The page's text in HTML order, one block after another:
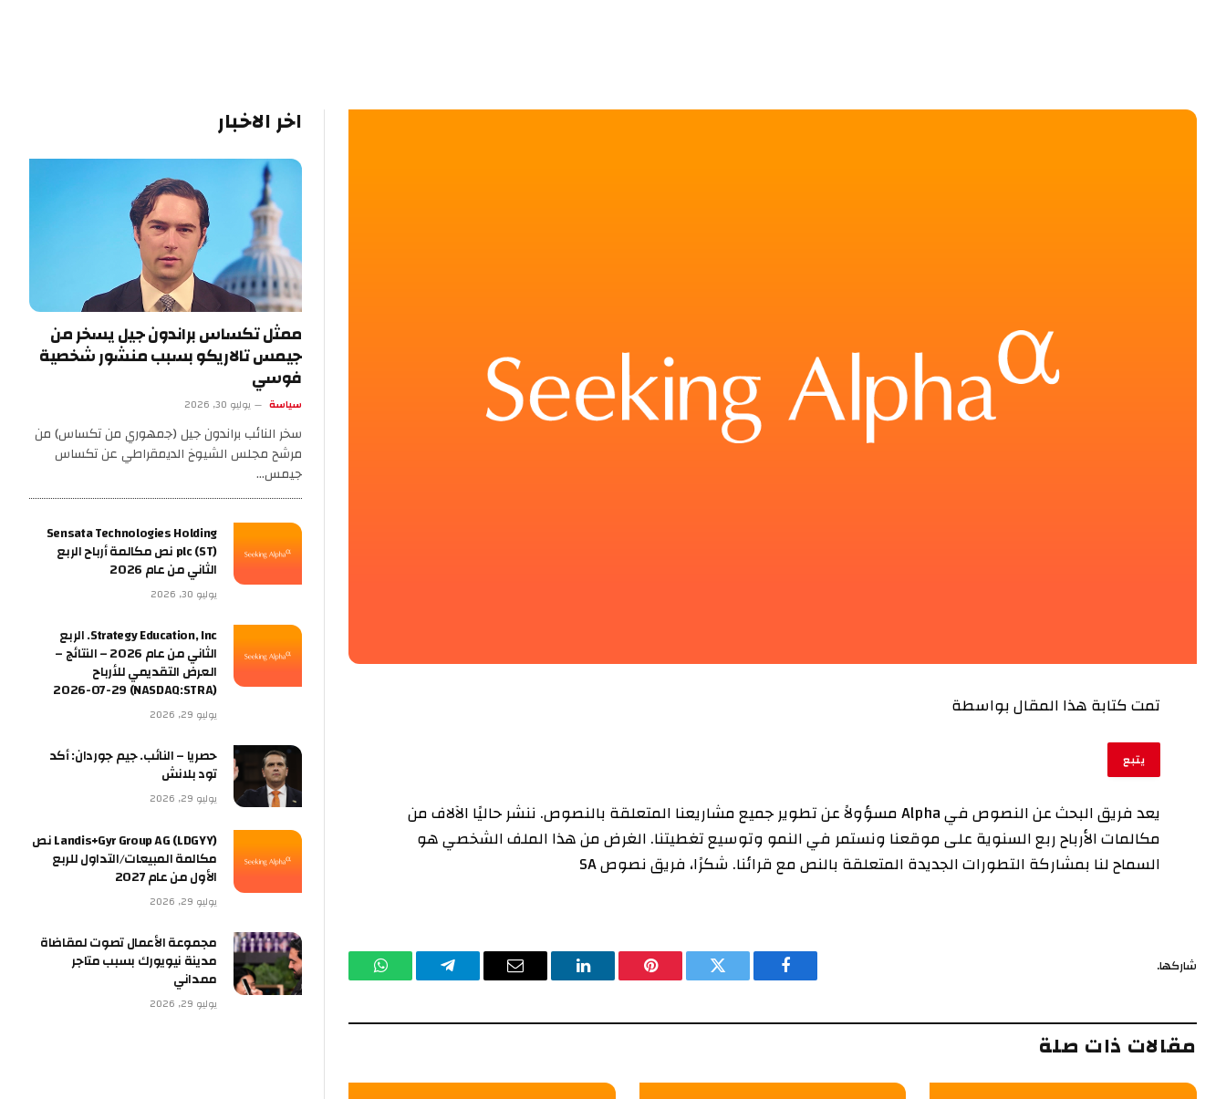
تمت كتابة هذا المقال بواسطة
يتبع
يعد فريق البحث عن النصوص في Alpha مسؤولاً عن تطوير جميع مشاريعنا المتعلقة بالنصوص. ننشر حاليًا الآلاف من
مكالمات الأرباح ربع السنوية على موقعنا ونستمر في النمو وتوسيع تغطيتنا. الغرض من هذا الملف الشخصي هو
السماح لنا بمشاركة التطورات الجديدة المتعلقة بالنص مع قرائنا. شكرًا، فريق نصوص SA
شاركها. فيسبوكتويتر بينتيريستلينكدإن البريد
تيلقرام واتساب
مقالات ذات صلة
اخر الاخبار
ممثل تكساس براندون جيل يسخر من
جيمس تالاريكو بسبب منشور شخصية
فوسي
سياسة يوليو 30, 2026
سخر النائب براندون جيل (جمهوري من تكساس) من
مرشح مجلس الشيوخ الديمقراطي عن تكساس
جيمس…
Sensata Technologies Holding
plc (ST) نص مكالمة أرباح الربع
الثاني من عام 2026
يوليو 30, 2026
Strategy Education, Inc. الربع
الثاني من عام 2026 – النتائج –
العرض التقديمي للأرباح
(NASDAQ:STRA) 2026-07-29
يوليو 29, 2026
حصريا – النائب. جيم جوردان: أكد
تود بلانش
يوليو 29, 2026
Landis+Gyr Group AG (LDGYY) نص
مكالمة المبيعات/التداول للربع
الأول من عام 2027
يوليو 29, 2026
مجموعة الأعمال تصوت لمقاضاة
مدينة نيويورك بسبب متاجر
ممداني
يوليو 29, 2026